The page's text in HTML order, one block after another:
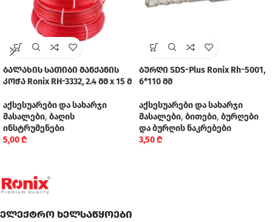
ბალახის სათიბი მანქანის
კოჭა Ronix RH-3332, 2.4 მმ x 15 მ
აქსესუარები და სახარჯი
მასალები, ბაღის
ინსტრუმენები
5,00₾
ბურღი SDS-Plus Ronix Rh-5001,
6*110 მმ
აქსესუარები და სახარჯი
მასალები, ბითები, ბურღები
და ბურღის ნაკრებები
3,50₾
ელექტრო ხელსაწყოები